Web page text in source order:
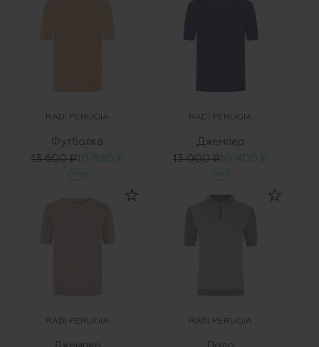
RADI PERUGIA
Футболка
13 600 ₽10 880 ₽
-20%
RADI PERUGIA
Джемпер
13 000 ₽10 400 ₽
-20%
RADI PERUGIA RADI PERUGIA